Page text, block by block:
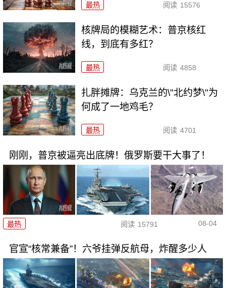
最热 阅读 15576
核牌局的模糊艺术：普京核红
线，到底有多红？
最热 阅读 4858
扎胖摊牌：乌克兰的\"北约梦\"为
何成了一地鸡毛？
最热 阅读 4701
刚刚，普京被逼亮出底牌！俄罗斯要干大事了！
最热 阅读 15791 08-04
官宣“核常兼备”！六爷挂弹反航母，炸醒多少人